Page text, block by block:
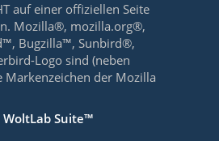
auf einer offiziellen Seite
Mozilla®, mozilla.org®,
Bugzilla™, Sunbird®,
Logo sind (neben
Markenzeichen der Mozilla
WoltLab Suite™